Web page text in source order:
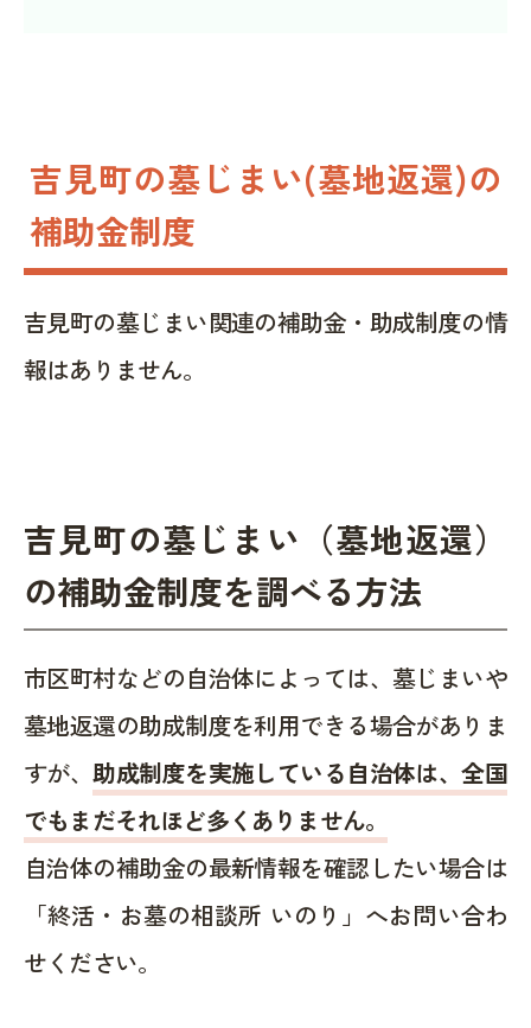
吉見町の墓じまい(墓地返還)の
補助金制度
吉見町の墓じまい関連の補助金・助成制度の情
報はありません。
吉見町の墓じまい（墓地返還）
の補助金制度を調べる方法
市区町村などの自治体によっては、墓じまいや
墓地返還の助成制度を利用できる場合がありま
すが、助成制度を実施している自治体は、全国
でもまだそれほど多くありません。
自治体の補助金の最新情報を確認したい場合は
「終活・お墓の相談所 いのり」へお問い合わ
せください。